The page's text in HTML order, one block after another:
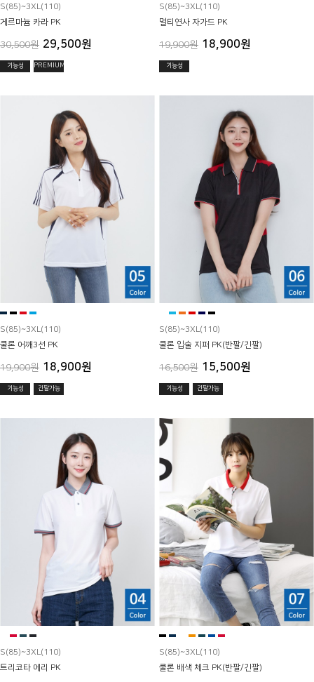
S(85)~3XL(110)
게르마늄 카라 PK
30,500원 29,500원
기능성 PREMIUM
S(85)~3XL(110)
멀티연사 자가드 PK
19,900원 18,900원
기능성
S(85)~3XL(110)
쿨론 어깨3선 PK
19,900원 18,900원
기능성 긴팔가능
S(85)~3XL(110)
쿨론 입술 지퍼 PK(반팔/긴팔)
16,500원 15,500원
기능성 긴팔가능
S(85)~3XL(110)
트리코타 에리 PK
S(85)~3XL(110)
쿨론 배색 체크 PK(반팔/긴팔)